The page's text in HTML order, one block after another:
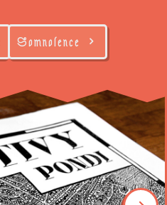
Somnolence